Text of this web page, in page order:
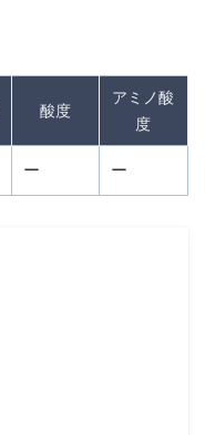
酸度
アミノ酸
度
ー ー